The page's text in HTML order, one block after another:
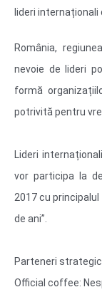
lideri internaționali
România,
nevoie de lideri
formă
potrivită pentru
Lideri
vor participa la
2017 cu
de ani”.
Parteneri strategic
Official coffee: